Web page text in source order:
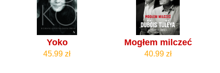
Yoko
45.99 zł
Mogłem milczeć
40.99 zł